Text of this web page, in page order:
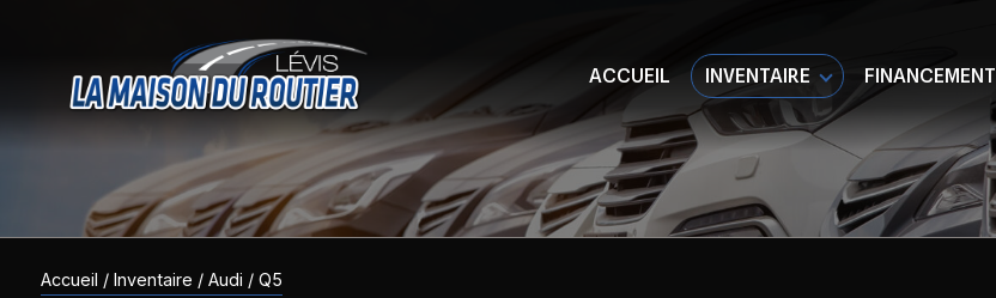
ACCUEIL INVENTAIRE FINANCEMENT
Accueil / Inventaire / Audi / Q5